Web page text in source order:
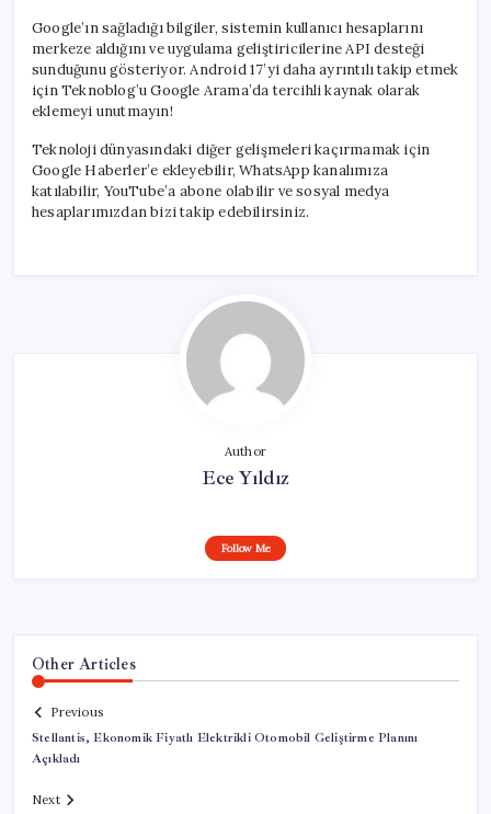
Google’ın sağladığı bilgiler, sistemin kullanıcı hesaplarını
merkeze aldığını ve uygulama geliştiricilerine API desteği
sunduğunu gösteriyor. Android 17’yi daha ayrıntılı takip etmek
için Teknoblog’u Google Arama’da tercihli kaynak olarak
eklemeyi unutmayın!
Teknoloji dünyasındaki diğer gelişmeleri kaçırmamak için
Google Haberler’e ekleyebilir, WhatsApp kanalımıza
katılabilir, YouTube’a abone olabilir ve sosyal medya
hesaplarımızdan bizi takip edebilirsiniz.
Author
Ece Yıldız
Follow Me
Other Articles
Previous
Stellantis, Ekonomik Fiyatlı Elektrikli Otomobil Geliştirme Planını
Açıkladı
Next